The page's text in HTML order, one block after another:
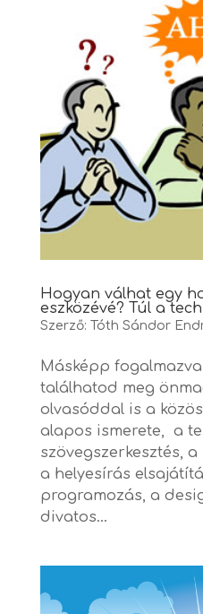
Hogyan válhat egy
eszközévé? Túl a
Szerző: Tóth Sándor
Másképp
találhatod meg
olvasóddal is a
alapos ismerete, a
szövegszerkesztés,
a helyesírás
programozás, a
divatos...